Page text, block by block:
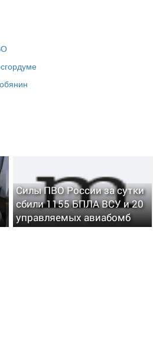
Силы ПВО России за сутки
сбили 1155 БПЛА ВСУ и 20
управляемых авиабомб